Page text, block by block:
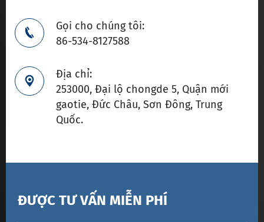

Gọi cho chúng tôi:
86-534-8127588

Địa chỉ:
253000, Đại lộ chongde 5, Quận mới
gaotie, Đức Châu, Sơn Đông, Trung
Quốc.
ĐƯỢC TƯ VẤN MIỄN PHÍ